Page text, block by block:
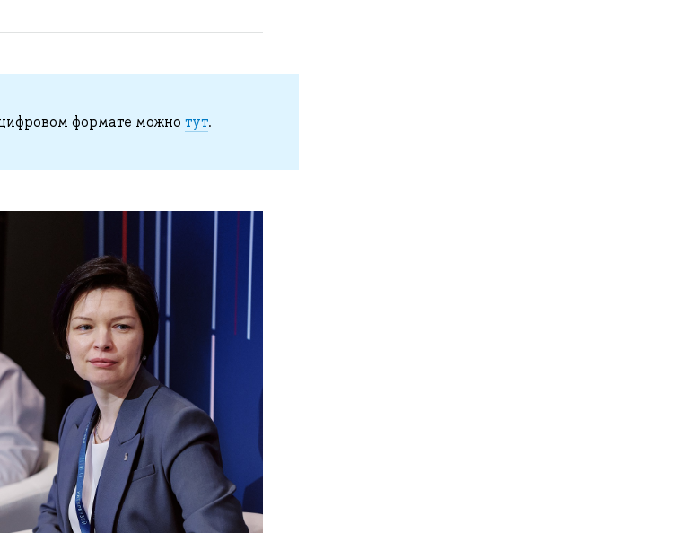
формате можно тут.